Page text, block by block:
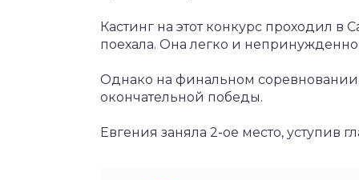
Кастинг на этот конкурс проходил в
поехала. Она легко и непринужденно
Однако на финальном соревновании
окончательной победы.
Евгения заняла 2-ое место, уступив